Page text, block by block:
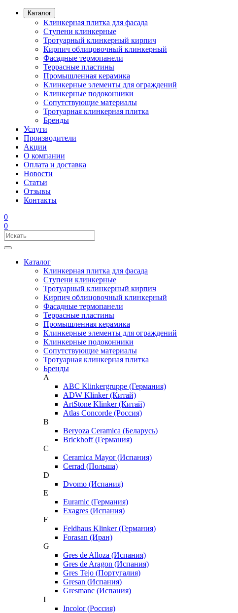
Каталог
Клинкерная плитка для фасада
Ступени клинкерные
Тротуарный клинкерный кирпич
Кирпич облицовочный клинкерный
Фасадные термопанели
Террасные пластины
Промышленная керамика
Клинкерные элементы для ограждений
Клинкерные подоконники
Сопутствующие материалы
Тротуарная клинкерная плитка
Бренды
Услуги
Производители
Акции
О компании
Оплата и доставка
Новости
Статьи
Отзывы
Контакты
0
0
Каталог
Клинкерная плитка для фасада
Ступени клинкерные
Тротуарный клинкерный кирпич
Кирпич облицовочный клинкерный
Фасадные термопанели
Террасные пластины
Промышленная керамика
Клинкерные элементы для ограждений
Клинкерные подоконники
Сопутствующие материалы
Тротуарная клинкерная плитка
Бренды
A
ABC Klinkergruppe (Германия)
ADW Klinker (Китай)
ArtStone Klinker (Китай)
Atlas Concorde (Россия)
B
Beryoza Ceramica (Беларусь)
Brickhoff (Германия)
C
Ceramica Mayor (Испания)
Cerrad (Польша)
D
Dvomo (Испания)
E
Euramic (Германия)
Exagres (Испания)
F
Feldhaus Klinker (Германия)
Forasan (Иран)
G
Gres de Alloza (Испания)
Gres de Aragon (Испания)
Gres Tejo (Португалия)
Gresan (Испания)
Gresmanc (Испания)
I
Incolor (Россия)